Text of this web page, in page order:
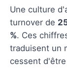
Une culture
turnover de
%. Ces
traduisent un
cessent